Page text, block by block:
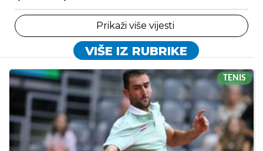
Prikaži više vijesti
VIŠE IZ RUBRIKE
TENIS